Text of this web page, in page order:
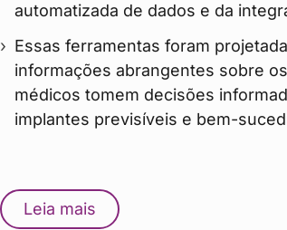
automatizada de dados e da
Essas ferramentas foram
informações abrangentes sobre
médicos tomem decisões
implantes previsíveis e bem-
Leia mais